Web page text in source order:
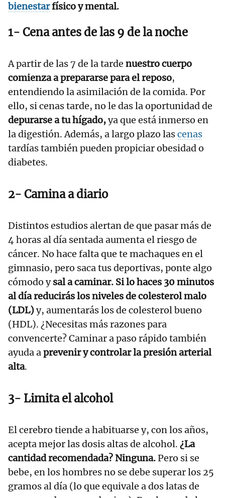
bienestarfísico y mental.
1- Cena antes de las 9 de la noche
A partir de las 7 de la tarde nuestro cuerpo
comienza a prepararse para el reposo,
entendiendo la asimilación de la comida. Por
ello, si cenas tarde, no le das la oportunidad de
depurarse a tu hígado,ya que está inmerso en
la digestión. Además, a largo plazo lascenas
tardías también pueden propiciar obesidad o
diabetes.
2- Camina a diario
Distintos estudios alertan de que pasar más de
4 horas al día sentada aumenta el riesgo de
cáncer. No hace falta que te machaques en el
gimnasio, pero saca tus deportivas, ponte algo
cómodo ysal a caminar. Si lo haces 30 minutos
al día reducirás los niveles de colesterol malo
(LDL)y, aumentarás los de colesterol bueno
(HDL). ¿Necesitas más razones para
convencerte? Caminar a paso rápido también
ayuda aprevenir y controlar la presión arterial
alta.
3- Limita el alcohol
El cerebro tiende a habituarse y, con los años,
acepta mejor las dosis altas de alcohol. ¿La
cantidad recomendada? Ninguna.Pero si se
bebe, en los hombres no se debe superar los 25
gramos al día (lo que equivale a dos latas de